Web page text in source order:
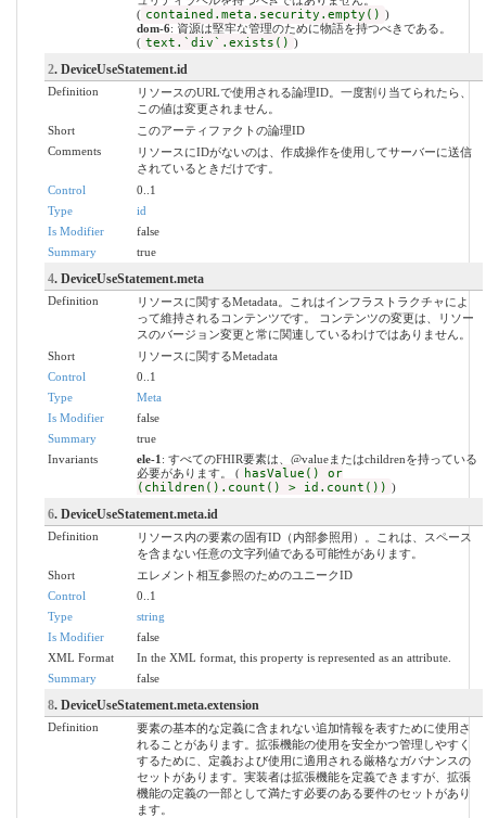
( contained.meta.security.empty() )
dom-6: 資源は堅牢な管理のために物語を持つべきである。
( text.`div`.exists() )
2. DeviceUseStatement.id
Definition
リソースのURLで使用される論理ID。一度割り当てられたら、
この値は変更されません。
Short
このアーティファクトの論理ID
Comments
リソースにIDがないのは、作成操作を使用してサーバーに送信
されているときだけです。
Control
0..1
Type
id
Is Modifier
false
Summary
true
4. DeviceUseStatement.meta
Definition
リソースに関するMetadata。これはインフラストラクチャによ
って維持されるコンテンツです。 コンテンツの変更は、リソー
スのバージョン変更と常に関連しているわけではありません。
Short
リソースに関するMetadata
Control
0..1
Type
Meta
Is Modifier
false
Summary
true
Invariants
ele-1 : すべてのFHIR要素は、@valueまたはchildrenを持っている
必要があります。 ( hasValue() or
(children().count() > id.count()) )
6. DeviceUseStatement.meta.id
Definition
リソース内の要素の固有ID（内部参照用）。これは、スペース
を含まない任意の文字列値である可能性があります。
Short
エレメント相互参照のためのユニークID
Control
0..1
Type
string
Is Modifier
false
XML Format
In the XML format, this property is represented as an attribute.
Summary
false
8. DeviceUseStatement.meta.extension
Definition
要素の基本的な定義に含まれない追加情報を表すために使用さ
れることがあります。拡張機能の使用を安全かつ管理しやすく
するために、定義および使用に適用される厳格なガバナンスの
セットがあります。実装者は拡張機能を定義できますが、拡張
機能の定義の一部として満たす必要のある要件のセットがあり
ます。